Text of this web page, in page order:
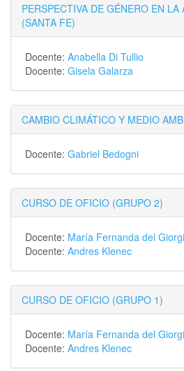
PERSPECTIVA DE GÉNERO EN
(SANTA FE)
Docente: Anabella Di Tullio
Docente: Gisela Galarza
CAMBIO CLIMÁTICO Y MEDIO
Docente: Gabriel Bedogni
CURSO DE OFICIO (GRUPO 2)
Docente: María Fernanda del
Docente: Andres Klenec
CURSO DE OFICIO (GRUPO 1)
Docente: María Fernanda del
Docente: Andres Klenec